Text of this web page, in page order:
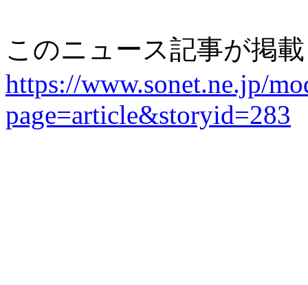
このニュース記事が掲
https://www.sonet.ne.jp/
page=article&storyid=283